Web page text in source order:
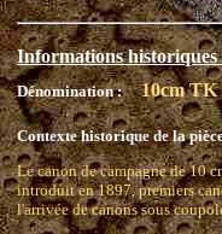
Informations historiques
Dénomination : 10cm TK
Contexte historique de la
Le canon de campagne de 10
introduit en 1897, premiers
l'arrivée de canons sous